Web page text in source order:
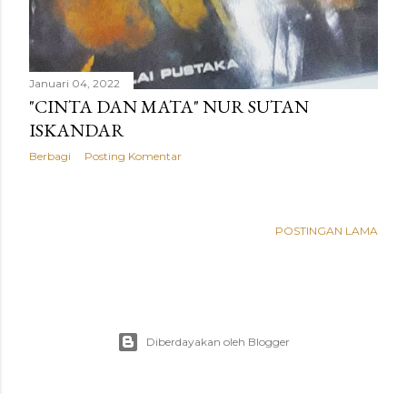
Januari 04, 2022
"CINTA DAN MATA" NUR SUTAN
ISKANDAR
Berbagi Posting Komentar
POSTINGAN LAMA
Diberdayakan oleh Blogger